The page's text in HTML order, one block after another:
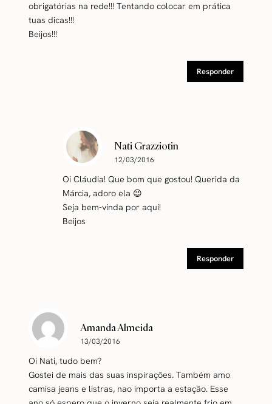
obrigatórias na rede!!! Tentando colocar em prática
tuas dicas!!!
Beijos!!!
Responder
Nati Grazziotin
12/03/2016
Oi Cláudia! Que bom que gostou! Querida da
Márcia, adoro ela 😉
Seja bem-vinda por aqui!
Beijos
Responder
Amanda Almeida
13/03/2016
Oi Nati, tudo bem?
Gostei de mais das suas inspirações. Também amo
camisa jeans e listras, nao importa a estação. Esse